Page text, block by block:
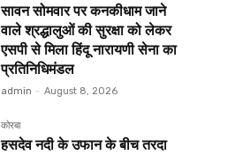
सावन सोमवार पर कनकीधाम जाने
वाले श्रद्धालुओं की सुरक्षा को लेकर
एसपी से मिला हिंदू नारायणी सेना का
प्रतिनिधिमंडल
admin - August 8, 2026
कोरबा
हसदेव नदी के उफान के बीच तरदा